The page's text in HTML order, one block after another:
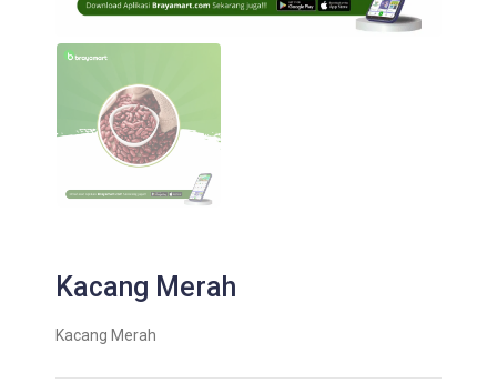
Kacang Merah
Kacang Merah